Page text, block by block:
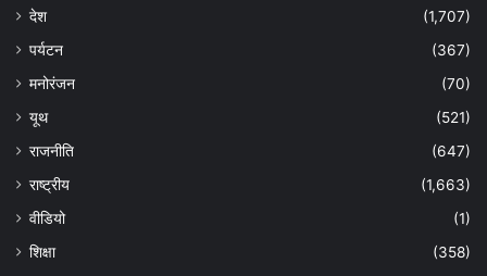
देश
(1,707)
पर्यटन
(367)
मनोरंजन
(70)
यूथ
(521)
राजनीति
(647)
राष्ट्रीय
(1,663)
वीडियो
(1)
शिक्षा
(358)